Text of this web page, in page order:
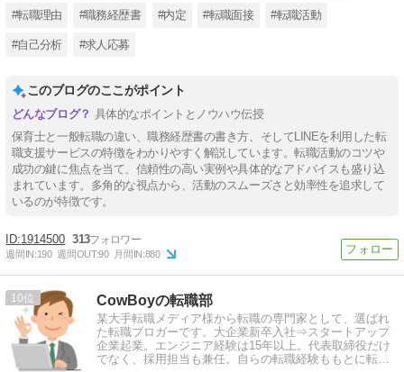
#転職理由 #職務経歴書 #内定 #転職面接 #転職活動
#自己分析 #求人応募
このブログのここがポイント
具体的なポイントとノウハウ伝授
保育士と一般転職の違い、職務経歴書の書き方、そしてLINEを利用した転
職支援サービスの特徴をわかりやすく解説しています。転職活動のコツや
成功の鍵に焦点を当て、信頼性の高い実例や具体的なアドバイスも盛り込
まれています。多角的な視点から、活動のスムーズさと効率性を追求して
いるのが特徴です。
1914500 313
週間IN:190 週間OUT:90 月間IN:880
10 CowBoyの転職部
某大手転職メディア様から転職の専門家として、選ばれ
た転職ブロガーです。大企業新卒入社⇒スタートアップ
企業起業。エンジニア経験は15年以上。代表取締役だけ
でなく、採用担当も兼任。自らの転職経験ももとに転職